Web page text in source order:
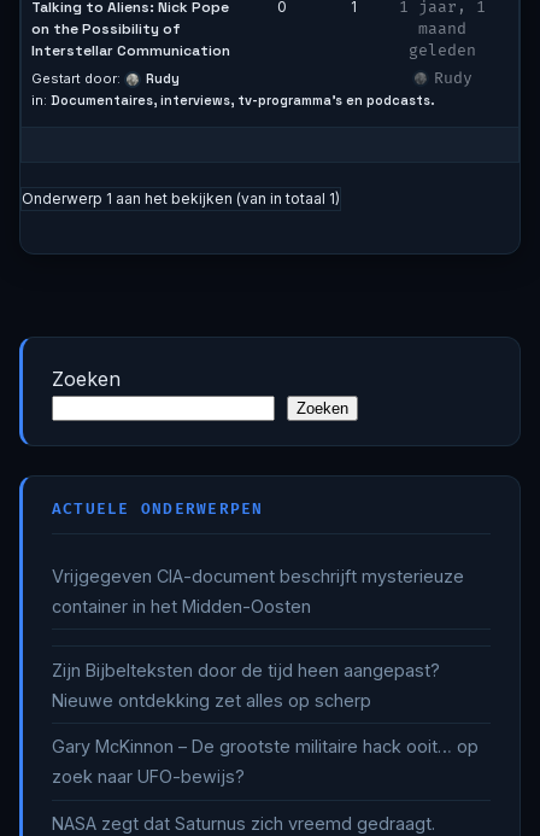
Talking to Aliens: Nick Pope
on the Possibility of
Interstellar Communication
Gestart door:
Rudy
in: Documentaires, interviews, tv-programma’s en podcasts.
0 1
1 jaar, 1
maand
geleden
Rudy
Onderwerp 1 aan het bekijken (van in totaal 1)
Zoeken
Zoeken
ACTUELE ONDERWERPEN
Vrijgegeven CIA-document beschrijft mysterieuze
container in het Midden-Oosten
Zijn Bijbelteksten door de tijd heen aangepast?
Nieuwe ontdekking zet alles op scherp
Gary McKinnon – De grootste militaire hack ooit… op
zoek naar UFO-bewijs?
NASA zegt dat Saturnus zich vreemd gedraagt.